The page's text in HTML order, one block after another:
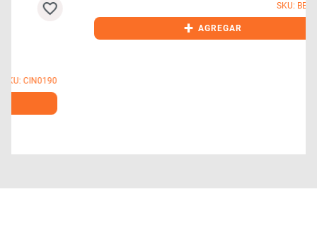
SKU: BEF0240
AGREGAR